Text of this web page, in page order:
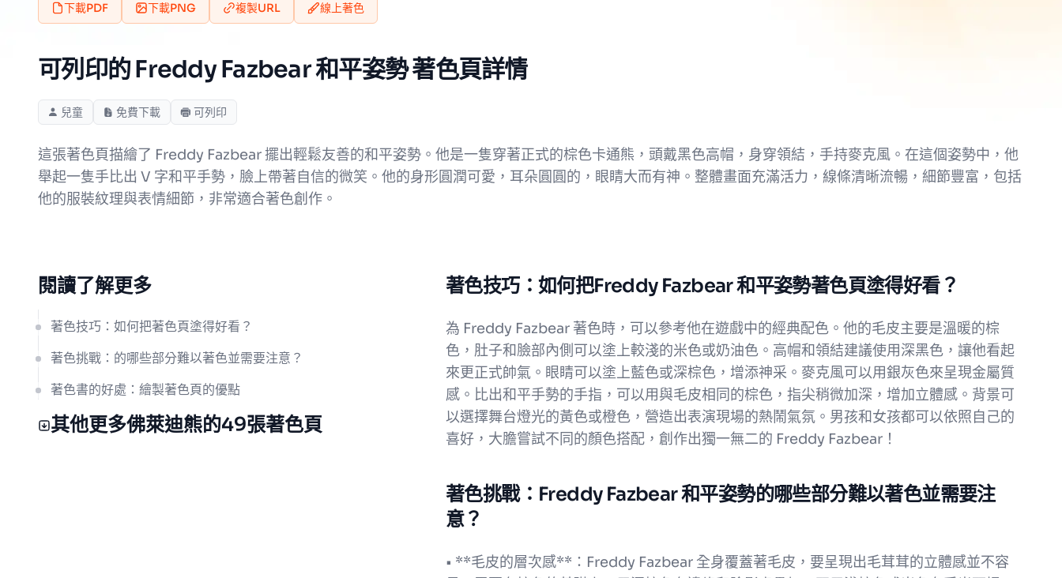
下載PDF 下載PNG 複製URL 線上著色
可列印的 Freddy Fazbear 和平姿勢 著色頁詳情
兒童 免費下載 可列印
這張著色頁描繪了 Freddy Fazbear 擺出輕鬆友善的和平姿勢。他是一隻穿著正式的棕色卡通熊，頭戴黑色高帽，身穿領結，手持麥克風。在這個姿勢中，他
舉起一隻手比出 V 字和平手勢，臉上帶著自信的微笑。他的身形圓潤可愛，耳朵圓圓的，眼睛大而有神。整體畫面充滿活力，線條清晰流暢，細節豐富，包括
他的服裝紋理與表情細節，非常適合著色創作。
閱讀了解更多
著色技巧：如何把著色頁塗得好看？
著色挑戰：的哪些部分難以著色並需要注意？
著色書的好處：繪製著色頁的優點
其他更多佛萊迪熊的49張著色頁
著色技巧：如何把Freddy Fazbear 和平姿勢著色頁塗得好看？
為 Freddy Fazbear 著色時，可以參考他在遊戲中的經典配色。他的毛皮主要是溫暖的棕
色，肚子和臉部內側可以塗上較淺的米色或奶油色。高帽和領結建議使用深黑色，讓他看起
來更正式帥氣。眼睛可以塗上藍色或深棕色，增添神采。麥克風可以用銀灰色來呈現金屬質
感。比出和平手勢的手指，可以用與毛皮相同的棕色，指尖稍微加深，增加立體感。背景可
以選擇舞台燈光的黃色或橙色，營造出表演現場的熱鬧氣氛。男孩和女孩都可以依照自己的
喜好，大膽嘗試不同的顏色搭配，創作出獨一無二的 Freddy Fazbear！
著色挑戰：Freddy Fazbear 和平姿勢的哪些部分難以著色並需要注
意？
• **毛皮的層次感**：Freddy Fazbear 全身覆蓋著毛皮，要呈現出毛茸茸的立體感並不容